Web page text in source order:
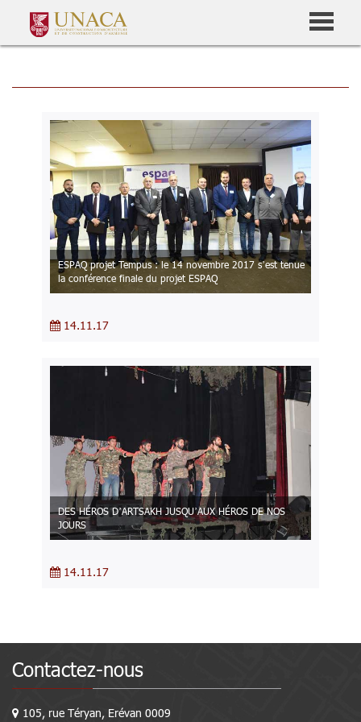
ESPAQ projet Tempus : le 14 novembre 2017 s’est tenue
la conférence finale du projet ESPAQ
14.11.17
DES HÉROS D’ARTSAKH JUSQU’AUX HÉROS DE NOS
JOURS
14.11.17
Contactez-nous
105, rue Téryan, Erévan 0009